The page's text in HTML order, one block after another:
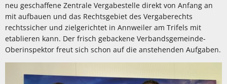
neu geschaffene Zentrale Vergabestelle direkt von Anfang an
mit aufbauen und das Rechtsgebiet des Vergaberechts
rechtssicher und zielgerichtet in Annweiler am Trifels mit
etablieren kann. Der frisch gebackene Verbandsgemeinde-
Oberinspektor freut sich schon auf die anstehenden Aufgaben.